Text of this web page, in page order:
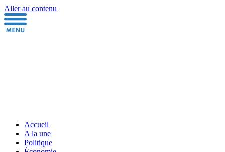
Aller au contenu
Accueil
A la une
Politique